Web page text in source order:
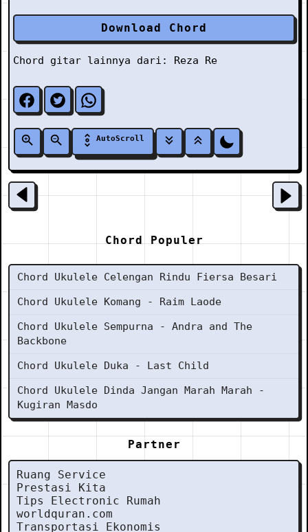
Download Chord
Chord gitar lainnya dari: Reza Re
AutoScroll
Chord Populer
Chord Ukulele Celengan Rindu Fiersa Besari
Chord Ukulele Komang - Raim Laode
Chord Ukulele Sempurna - Andra and The
Backbone
Chord Ukulele Duka - Last Child
Chord Ukulele Dinda Jangan Marah Marah -
Kugiran Masdo
Partner
Ruang Service
Prestasi Kita
Tips Electronic Rumah
worldquran.com
Transportasi Ekonomis